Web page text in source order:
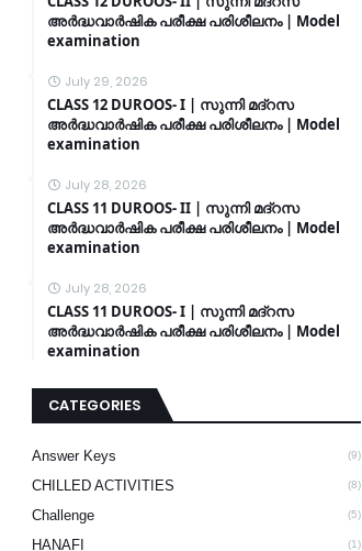
അർദ്ധവാർഷിക പരീക്ഷ പരിശീലനം | Model
examination
July 29, 2026
CLASS 12 DUROOS- I | സുന്നി മദ്റസ
അർദ്ധവാർഷിക പരീക്ഷ പരിശീലനം | Model
examination
July 28, 2026
CLASS 11 DUROOS- II | സുന്നി മദ്റസ
അർദ്ധവാർഷിക പരീക്ഷ പരിശീലനം | Model
examination
July 28, 2026
CLASS 11 DUROOS- I | സുന്നി മദ്റസ
അർദ്ധവാർഷിക പരീക്ഷ പരിശീലനം | Model
examination
CATEGORIES
Answer Keys (9)
CHILLED ACTIVITIES (8)
Challenge (5)
HANAFI (1)